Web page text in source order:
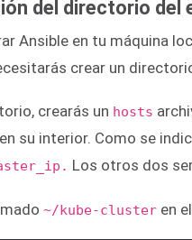
del directorio del
Ansible en tu máquina
crear un
crearás un hosts
su interior. Como se
Los otros dos
~/kube-cluster en